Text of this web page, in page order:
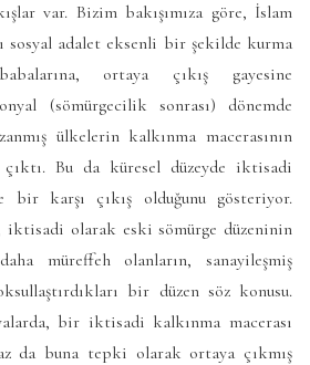
var. Bizim bakışımıza göre, İslam
sosyal adalet eksenli bir şekilde kurma
ortaya çıkış gayesine
(sömürgecilik sonrası) dönemde
ülkelerin kalkınma macerasının
Bu da küresel düzeyde iktisadi
bir karşı çıkış olduğunu gösteriyor.
iktisadi olarak eski sömürge düzeninin
müreffeh olanların, sanayileşmiş
bir düzen söz konusu.
bir iktisadi kalkınma macerası
da buna tepki olarak ortaya çıkmış